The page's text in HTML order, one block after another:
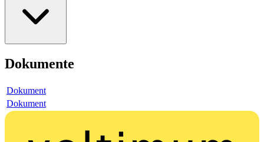
Dokumente
Dokument
Dokument